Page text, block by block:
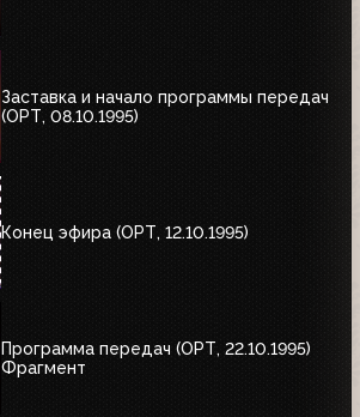
Заставка и начало программы передач
(ОРТ, 08.10.1995)
Конец эфира (ОРТ, 12.10.1995)
Программа передач (ОРТ, 22.10.1995)
Фрагмент